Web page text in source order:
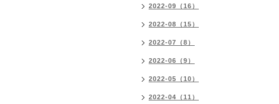
2022-09（16）
2022-08（15）
2022-07（8）
2022-06（9）
2022-05（10）
2022-04（11）